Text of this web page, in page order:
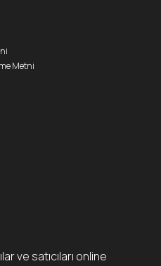
ve satıcıları online
Metni